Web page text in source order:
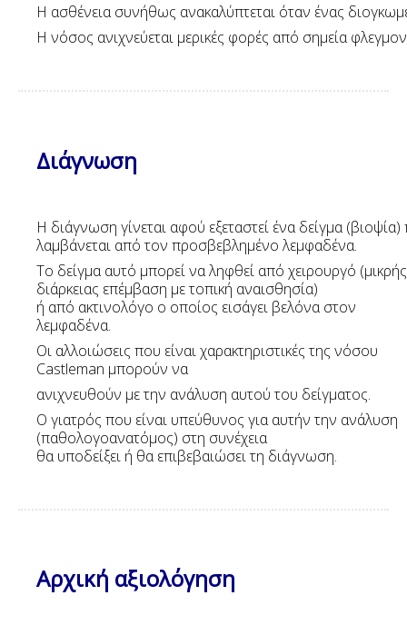
Η ασθένεια συνήθως ανακαλύπτεται όταν ένας
Η νόσος ανιχνεύεται μερικές φορές από σημεία
Διάγνωση
Η διάγνωση γίνεται αφού εξεταστεί ένα δείγμα
λαμβάνεται από τον προσβεβλημένο λεμφαδένα.
Το δείγμα αυτό μπορεί να ληφθεί από χειρουργό (μικρής
διάρκειας επέμβαση με τοπική αναισθησία)
ή από ακτινολόγο ο οποίος εισάγει βελόνα στον
λεμφαδένα.
Οι αλλοιώσεις που είναι χαρακτηριστικές της νόσου
Castleman μπορούν να
ανιχνευθούν με την ανάλυση αυτού του δείγματος.
Ο γιατρός που είναι υπεύθυνος για αυτήν την ανάλυση
(παθολογοανατόμος) στη συνέχεια
θα υποδείξει ή θα επιβεβαιώσει τη διάγνωση.
Αρχική αξιολόγηση